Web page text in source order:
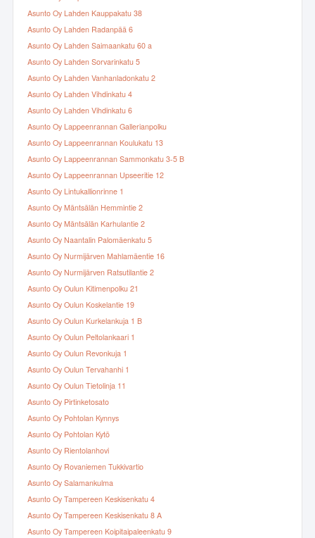
Asunto Oy Lahden Kauppakatu 38
Asunto Oy Lahden Radanpää 6
Asunto Oy Lahden Saimaankatu 60 a
Asunto Oy Lahden Sorvarinkatu 5
Asunto Oy Lahden Vanhanladonkatu 2
Asunto Oy Lahden Vihdinkatu 4
Asunto Oy Lahden Vihdinkatu 6
Asunto Oy Lappeenrannan Gallerianpolku
Asunto Oy Lappeenrannan Koulukatu 13
Asunto Oy Lappeenrannan Sammonkatu 3-5 B
Asunto Oy Lappeenrannan Upseeritie 12
Asunto Oy Lintukallionrinne 1
Asunto Oy Mäntsälän Hemmintie 2
Asunto Oy Mäntsälän Karhulantie 2
Asunto Oy Naantalin Palomäenkatu 5
Asunto Oy Nurmijärven Mahlamäentie 16
Asunto Oy Nurmijärven Ratsutilantie 2
Asunto Oy Oulun Kitimenpolku 21
Asunto Oy Oulun Koskelantie 19
Asunto Oy Oulun Kurkelankuja 1 B
Asunto Oy Oulun Peltolankaari 1
Asunto Oy Oulun Revonkuja 1
Asunto Oy Oulun Tervahanhi 1
Asunto Oy Oulun Tietolinja 11
Asunto Oy Pirtinketosato
Asunto Oy Pohtolan Kynnys
Asunto Oy Pohtolan Kytö
Asunto Oy Rientolanhovi
Asunto Oy Rovaniemen Tukkivartio
Asunto Oy Salamankulma
Asunto Oy Tampereen Keskisenkatu 4
Asunto Oy Tampereen Keskisenkatu 8 A
Asunto Oy Tampereen Koipitaipaleenkatu 9